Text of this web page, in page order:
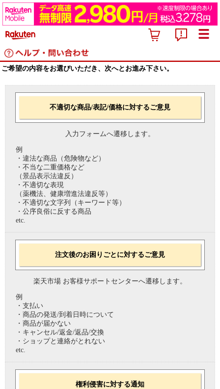
ご希望の内容をお選びいただき、次へとお進み下さい。
不適切な商品/表記/価格に対するご意見
入力フォームへ遷移します。
例
・違法な商品（危険物など）
・不当な二重価格など
（景品表示法違反）
・不適切な表現
（薬機法、健康増進法違反等）
・不適切な文字列（キーワード等）
・公序良俗に反する商品
etc.
注文後のお困りごとに対するご意見
楽天市場 お客様サポートセンターへ遷移します。
例
・支払い
・商品の発送/到着日時について
・商品が届かない
・キャンセル/返金/返品/交換
・ショップと連絡がとれない
etc.
権利侵害に対する通知